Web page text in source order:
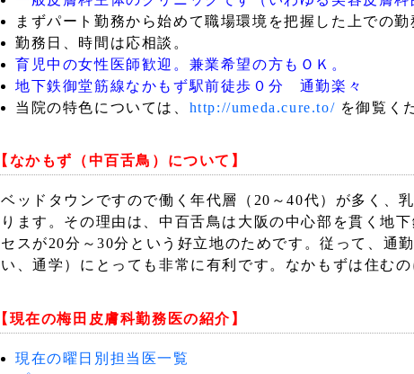
まずパート勤務から始めて職場環境を把握した上での勤
勤務日、時間は応相談。
育児中の女性医師歓迎。兼業希望の方もＯＫ。
地下鉄御堂筋線なかもず駅前徒歩０分 通勤楽々
当院の特色については、 http://umeda.cure.to/ を御覧く
【なかもず（中百舌鳥）について】
ベッドタウンですので働く年代層（20～40代）が多く、
ります。その理由は、中百舌鳥は大阪の中心部を貫く地
セスが20分～30分という好立地のためです。従って、通
い、通学）にとっても非常に有利です。なかもずは住む
【現在の梅田皮膚科勤務医の紹介】
現在の曜日別担当医一覧